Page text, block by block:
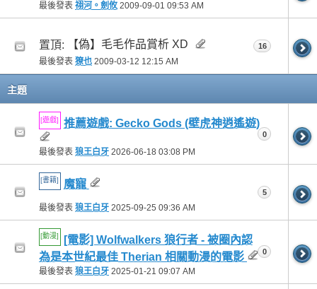
最後發表 祤河。劍攸2009-09-01 09:53 AM
置頂: 【偽】毛毛作品賞析 XD
最後發表 獠也 2009-03-12 12:15 AM
16
主題
[遊戲] 推薦遊戲: Gecko Gods (壁虎神逍遙遊)
最後發表 狼王白牙 2026-06-18 03:08 PM
0
[書籍] 魔寵
最後發表 狼王白牙 2025-09-25 09:36 AM
5
[動漫]
[電影] Wolfwalkers 狼行者 - 被圈內認
為是本世紀最佳 Therian 相關動漫的電影
最後發表 狼王白牙 2025-01-21 09:07 AM
0